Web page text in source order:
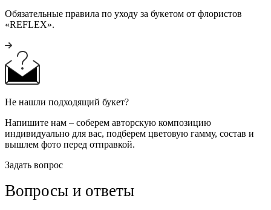
Обязательные правила по уходу за букетом от флористов
«REFLEX».
Не нашли подходящий букет?
Напишите нам – соберем авторскую композицию
индивидуально для вас, подберем цветовую гамму, состав и
вышлем фото перед отправкой.
Задать вопрос
Вопросы и ответы